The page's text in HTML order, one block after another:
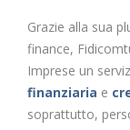
Grazie alla sua
finance,
Imprese un
finanziaria e
soprattutto,